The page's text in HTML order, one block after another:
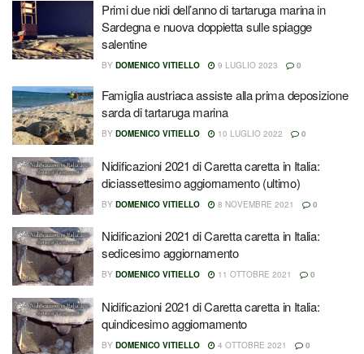
Primi due nidi dell’anno di tartaruga marina in
Sardegna e nuova doppietta sulle spiagge
salentine
BY DOMENICO VITIELLO 9 LUGLIO 2023 0
Famiglia austriaca assiste alla prima deposizione
sarda di tartaruga marina
BY DOMENICO VITIELLO 10 LUGLIO 2022 0
Nidificazioni 2021 di Caretta caretta in Italia:
diciassettesimo aggiornamento (ultimo)
BY DOMENICO VITIELLO 8 NOVEMBRE 2021 0
Nidificazioni 2021 di Caretta caretta in Italia:
sedicesimo aggiornamento
BY DOMENICO VITIELLO 11 OTTOBRE 2021 0
Nidificazioni 2021 di Caretta caretta in Italia:
quindicesimo aggiornamento
BY DOMENICO VITIELLO 4 OTTOBRE 2021 0